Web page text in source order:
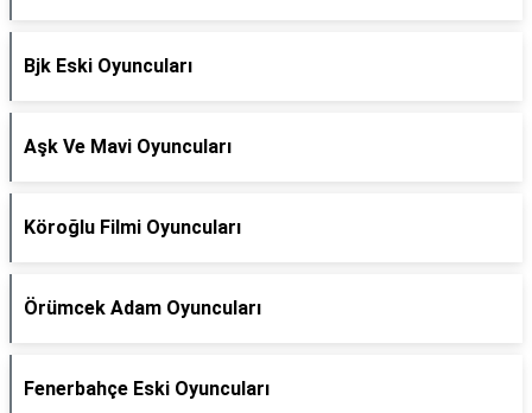
Bjk Eski Oyuncuları
Aşk Ve Mavi Oyuncuları
Köroğlu Filmi Oyuncuları
Örümcek Adam Oyuncuları
Fenerbahçe Eski Oyuncuları